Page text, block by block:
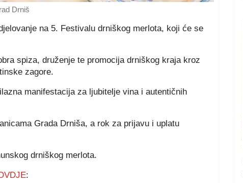
Drniš
na 5. Festivalu drniškog merlota, koji će se
spiza, druženje te promocija drniškog kraja kroz
zagore.
manifestacija za ljubitelje vina i autentičnih
Grada Drniša, a rok za prijavu i uplatu
drniškog merlota.
: